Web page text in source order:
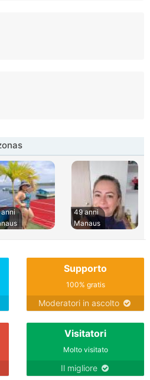
49 anni
Manaus
Supporto
100% gratis
Moderatori in ascolto
Visitatori
Molto visitato
Il migliore